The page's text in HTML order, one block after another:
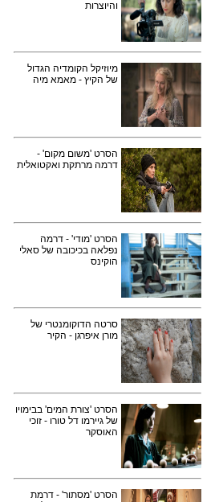
והיוצרות
מיוזיקל הקומדיה הגדול
של הקיץ - מאמא מיה
הסרט 'משום מקום' -
דרמה מרתקת ואקטואלית
הסרט 'מודי' - דרמה
נפלאה בכיכובה של סאלי
הוקינס
סרטה הדוקומנטרי של
מורן איפרגן - הקיר
הסרט 'צורת המים' בבימויו
של גיירמו דל טורו - זוכי
האוסקר
הסרט 'מסתור' - דרמת